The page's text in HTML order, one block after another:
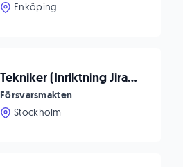
Enköping
Tekniker (Inriktning Jira/Confluence)
Försvarsmakten
Stockholm